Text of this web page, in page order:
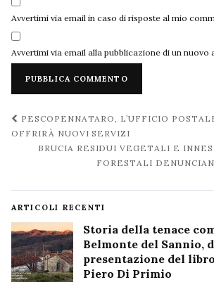
Avvertimi via email in caso di risposte al mio
Avvertimi via email alla pubblicazione di un nuovo
Navigazione
post
PESCOPENNATARO, L’UFFICIO
OFFRIRÀ NUOVI SERVIZI
BRUCIA RESIDUI VEGETALI E
FORESTALI
ARTICOLI RECENTI
Storia della tenace
Belmonte del Sannio,
presentazione del
Piero Di Primio